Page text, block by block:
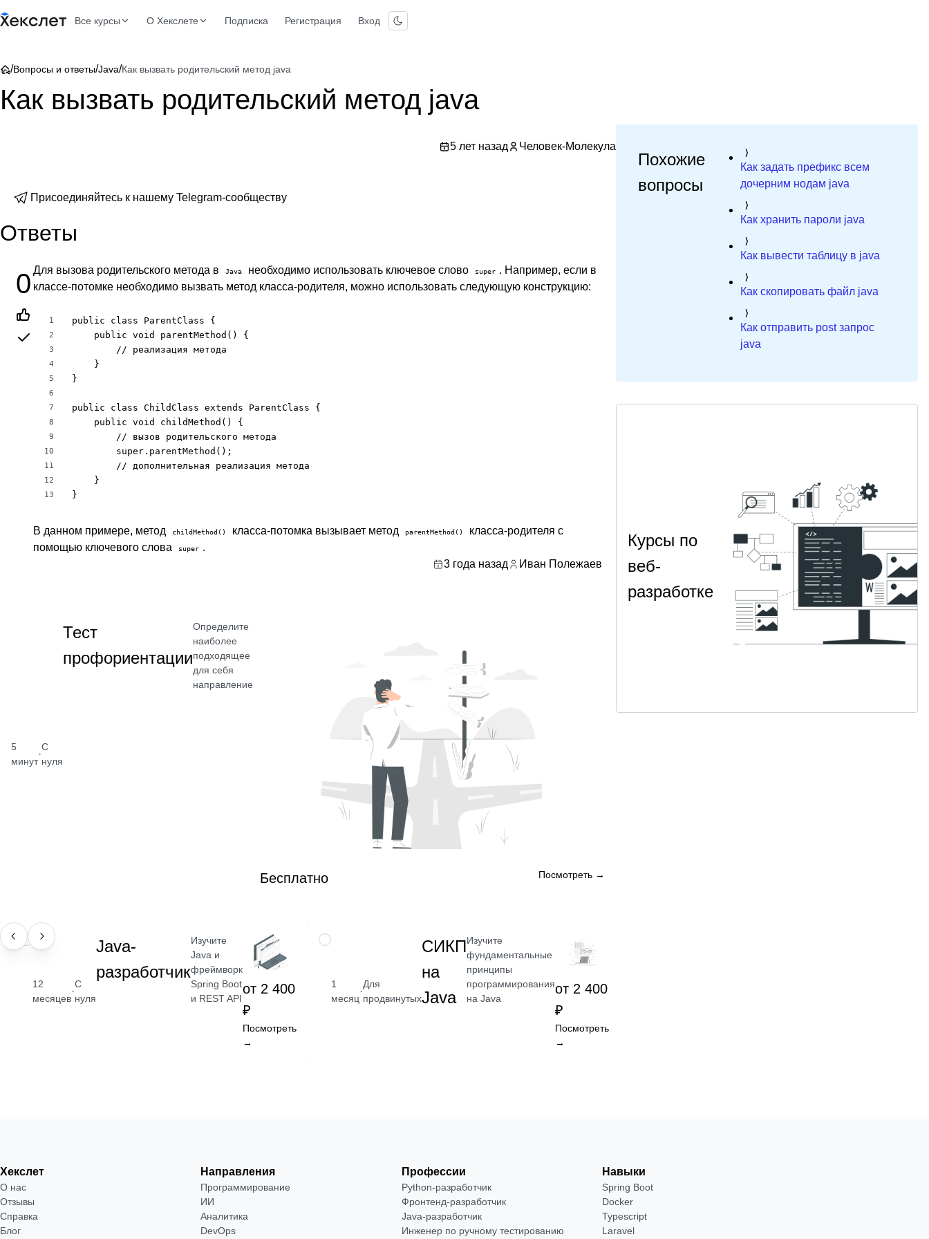
Все курсы О Хекслете Подписка Регистрация Вход
/Вопросы и ответы/Java/Как вызвать родительский метод java
Как вызвать родительский метод java
5 лет назад Человек-Молекула
Присоединяйтесь к нашему Telegram-сообществу
Ответы
0 Для вызова родительского метода в Java необходимо использовать ключевое слово super . Например, если в
классе-потомке необходимо вызвать метод класса-родителя, можно использовать следующую конструкцию:
1
2
3
4
5
6
7
8
9
10
11
12
13
public class ParentClass {
    public void parentMethod() {
        // реализация метода
    }
}
public class ChildClass extends ParentClass {
    public void childMethod() {
        // вызов родительского метода
        super.parentMethod();
        // дополнительная реализация метода
    }
}
В данном примере, метод childMethod() класса-потомка вызывает метод parentMethod()
класса-родителя с
помощью ключевого слова
super .
3 года назад
Иван Полежаев
5
минут
·
С
нуля
Тест
профориентации
Определите
наиболее
подходящее
для себя
направление
Бесплатно Посмотреть →
ПРОФЕССИЯ
12
месяцев
·
С
нуля
Java-
разработчик
Изучите
Java и
фреймворк
Spring Boot
и REST API
от 2 400
₽
Посмотреть
→
НАВЫК
1
месяц
·
Для
продвинутых
СИКП
на
Java
Изучите
фундаментальные
принципы
программирования
на Java
от 2 400
₽
Посмотреть
→
Похожие
вопросы
Как задать префикс всем
дочерним нодам java
Как хранить пароли java
Как вывести таблицу в java
Как скопировать файл java
Как отправить post запрос
java
Курсы по
веб-
разработке
Хекслет
О нас
Отзывы
Справка
Блог
Направления
Программирование
ИИ
Аналитика
DevOps
Профессии
Python-разработчик
Фронтенд-разработчик
Java-разработчик
Инженер по ручному тестированию
Навыки
Spring Boot
Docker
Typescript
Laravel